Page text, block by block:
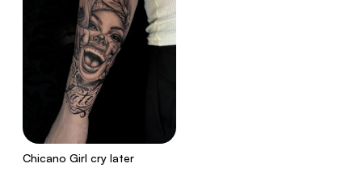
Chicano Girl cry later